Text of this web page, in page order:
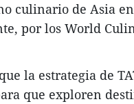
culinario de Asia
por los World
la estrategia de
que exploren